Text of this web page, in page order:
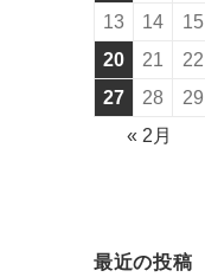
13
14 15
20
21 22
27
28 29
« 2月
最近の投稿